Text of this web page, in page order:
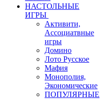
НАСТОЛЬНЫЕ
ИГРЫ
Активити,
Ассоциатвные
игры
Домино
Лото Русское
Мафия
Монополия,
Экономические
ПОПУЛЯРНЫЕ